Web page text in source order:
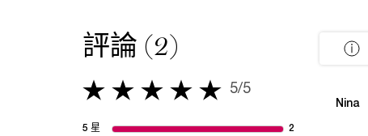
評論 (2)
5 out of 5 stars. 5/5
5 星 2
Nina